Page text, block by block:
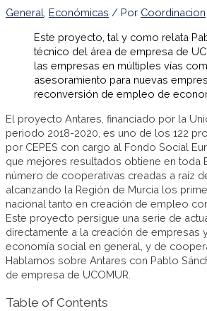
General Económicas / Por Coordinacion
Este proyecto, tal y como relata
técnico del área de empresa de
las empresas en múltiples vías
asesoramiento para nuevas
reconversión de empleo de
El proyecto Antares, financiado por la
periodo 2018-2020, es uno de los 122
por CEPES con cargo al Fondo Social
que mejores resultados obtiene en toda
número de cooperativas creadas a raíz
alcanzando la Región de Murcia los
nacional tanto en creación de empleo
Este proyecto persigue una serie de
directamente a la creación de empresas
economía social en general, y de
Hablamos sobre Antares con Pablo
de empresa de UCOMUR.
Table of Contents